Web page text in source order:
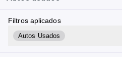
Filtros aplicados
Autos Usados